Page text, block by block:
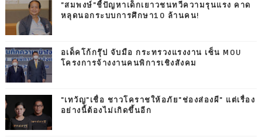
"สมพงษ์"ชี้ปัญหาเด็กเยาวชนทวีความรุนแรง คาด
หลุดนอกระบบการศึกษา10 ล้านคน!
อเด็คโก้กรุ๊ป จับมือ กระทรวงแรงงาน เซ็น MOU
โครงการจ้างงานคนพิการเชิงสังคม
"เทวัญ"เชื่อ ชาวโคราชให้อภัย"ช่องส่องผี" แต่เรื่อง
อย่างนี้ต้องไม่เกิดขึ้นอีก